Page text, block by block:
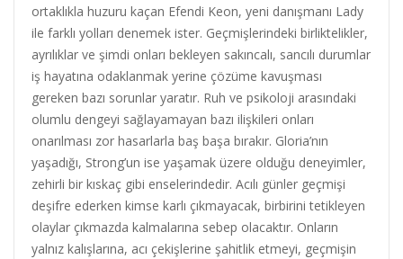
ortaklıkla huzuru kaçan Efendi Keon, yeni danışmanı Lady
ile farklı yolları denemek ister. Geçmişlerindeki birliktelikler,
ayrılıklar ve şimdi onları bekleyen sakıncalı, sancılı durumlar
iş hayatına odaklanmak yerine çözüme kavuşması
gereken bazı sorunlar yaratır. Ruh ve psikoloji arasındaki
olumlu dengeyi sağlayamayan bazı ilişkileri onları
onarılması zor hasarlarla baş başa bırakır. Gloria’nın
yaşadığı, Strong’un ise yaşamak üzere olduğu deneyimler,
zehirli bir kıskaç gibi enselerindedir. Acılı günler geçmişi
deşifre ederken kimse karlı çıkmayacak, birbirini tetikleyen
olaylar çıkmazda kalmalarına sebep olacaktır. Onların
yalnız kalışlarına, acı çekişlerine şahitlik etmeyi, geçmişin